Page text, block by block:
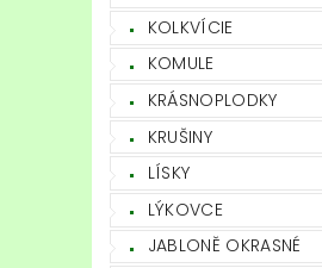
KOLKVÍCIE
KOMULE
KRÁSNOPLODKY
KRUŠINY
LÍSKY
LÝKOVCE
JABLONĚ OKRASNÉ